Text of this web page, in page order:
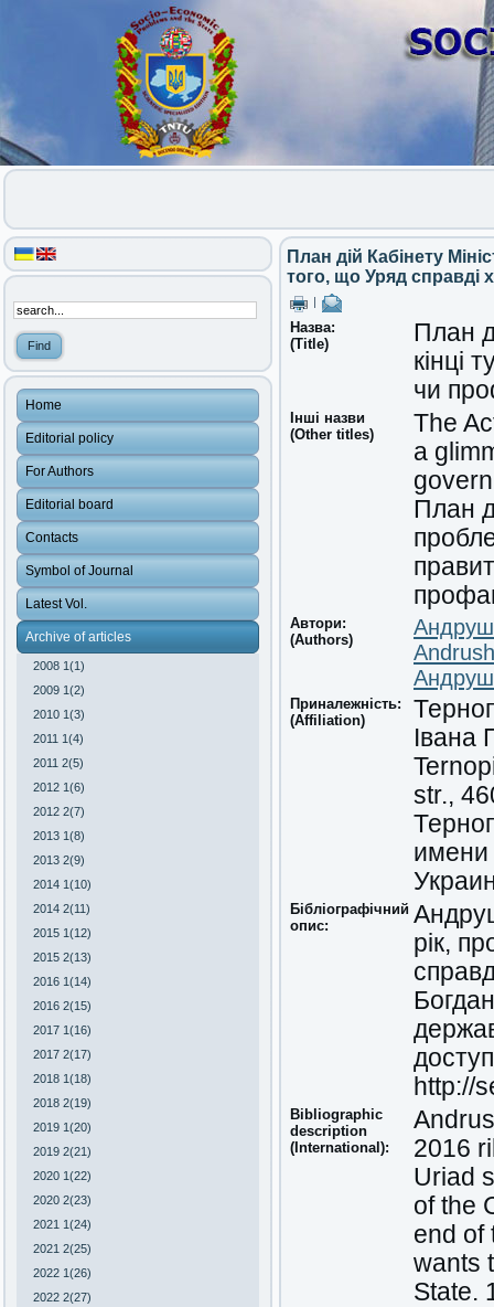
Home
Editorial policy
For Authors
Editorial board
Contacts
Symbol of Journal
Latest Vol.
Archive of articles
2008 1(1)
2009 1(2)
2010 1(3)
2011 1(4)
2011 2(5)
2012 1(6)
2012 2(7)
2013 1(8)
2013 2(9)
2014 1(10)
2014 2(11)
2015 1(12)
2015 2(13)
2016 1(14)
2016 2(15)
2017 1(16)
2017 2(17)
2018 1(18)
2018 2(19)
2019 1(20)
2019 2(21)
2020 1(22)
2020 2(23)
2021 1(24)
2021 2(25)
2022 1(26)
2022 2(27)
План дій Кабінету
того, що Уряд справді
Назва:
(Title)
План
кінці
чи
Інші назви
(Other titles)
The
a
План
Автори:
(Authors)
Приналежність:
(Affiliation)
Івана
str.,
имени
Бібліографічний
опис:
рік,
http://
Bibliographic
description
(International):
2016
Uriad
of the
end of
wants
State.